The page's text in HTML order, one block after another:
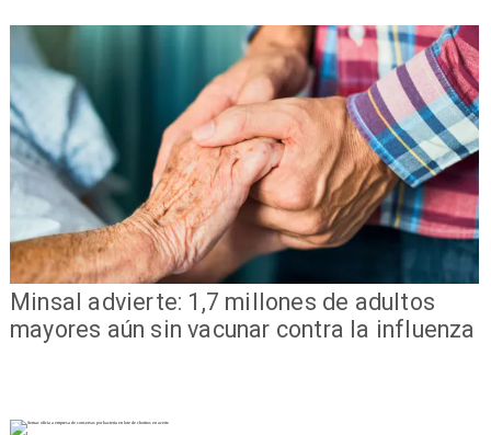
Minsal advierte: 1,7 millones de adultos
mayores aún sin vacunar contra la influenza